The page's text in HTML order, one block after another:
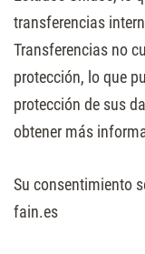
transferencias
Transferencias no
protección, lo que
protección de sus
obtener más
Su consentimiento
fain.es